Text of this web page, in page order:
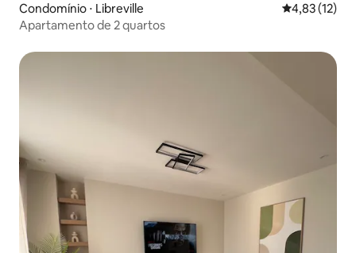
Condomínio ⋅ Libreville 4,83 de uma
4,83 (12)
Apartamento de 2 quartos